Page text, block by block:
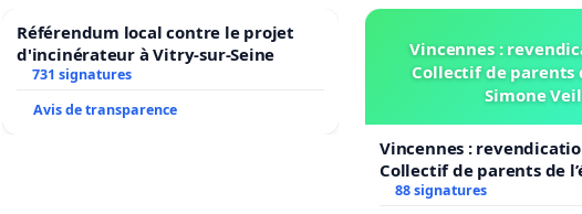
Référendum local contre le projet
d'incinérateur à Vitry-sur-Seine
731 signatures
Avis de transparence
Vincennes :
Collectif de parents
Simone Veil
Vincennes :
Collectif de parents de
Veil
88 signatures